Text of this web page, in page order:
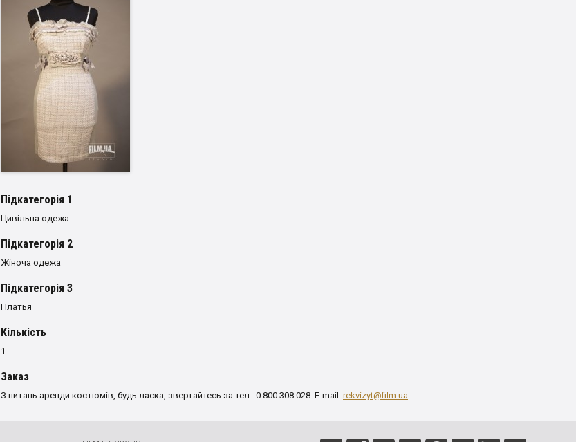
Пiдкатегорiя 1
Цивільна одежа
Пiдкатегорiя 2
Жіноча одежа
Пiдкатегорiя 3
Платья
Кількість
1
Заказ
З питань аренди костюмів, будь ласка, звертайтесь за тел.: 0 800 308 028. E-mail: rekvizyt@film.ua.